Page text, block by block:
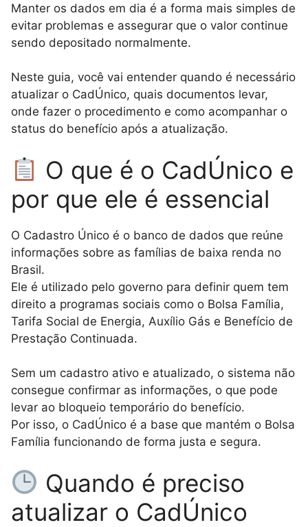
Manter os dados em dia é a forma mais simples de
evitar problemas e assegurar que o valor continue
sendo depositado normalmente.
Neste guia, você vai entender quando é necessário
atualizar o CadÚnico, quais documentos levar,
onde fazer o procedimento e como acompanhar o
status do benefício após a atualização.
O que é o CadÚnico e
por que ele é essencial
O Cadastro Único é o banco de dados que reúne
informações sobre as famílias de baixa renda no
Brasil.
Ele é utilizado pelo governo para definir quem tem
direito a programas sociais como o Bolsa Família,
Tarifa Social de Energia, Auxílio Gás e Benefício de
Prestação Continuada.
Sem um cadastro ativo e atualizado, o sistema não
consegue confirmar as informações, o que pode
levar ao bloqueio temporário do benefício.
Por isso, o CadÚnico é a base que mantém o Bolsa
Família funcionando de forma justa e segura.
Quando é preciso
atualizar o CadÚnico